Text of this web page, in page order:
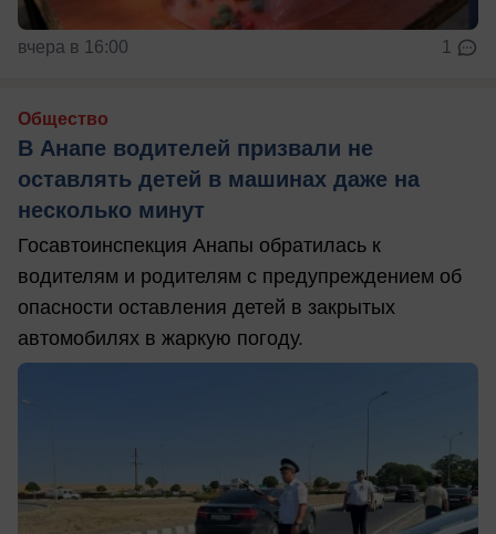
вчера в 16:00 1
Общество
В Анапе водителей призвали не
оставлять детей в машинах даже на
несколько минут
Госавтоинспекция Анапы обратилась к
водителям и родителям с предупреждением об
опасности оставления детей в закрытых
автомобилях в жаркую погоду.